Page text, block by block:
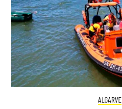
ALGARVE